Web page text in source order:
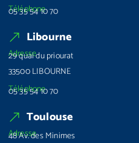
Téléphone
05 35 54 10 70
Libourne
Adresse
29 quai du priourat
33500 LIBOURNE
Téléphone
05 35 54 10 70
Toulouse
Adresse
48 Av. des Minimes